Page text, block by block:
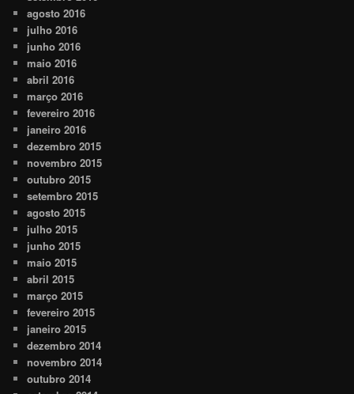
agosto 2016
julho 2016
junho 2016
maio 2016
abril 2016
março 2016
fevereiro 2016
janeiro 2016
dezembro 2015
novembro 2015
outubro 2015
setembro 2015
agosto 2015
julho 2015
junho 2015
maio 2015
abril 2015
março 2015
fevereiro 2015
janeiro 2015
dezembro 2014
novembro 2014
outubro 2014